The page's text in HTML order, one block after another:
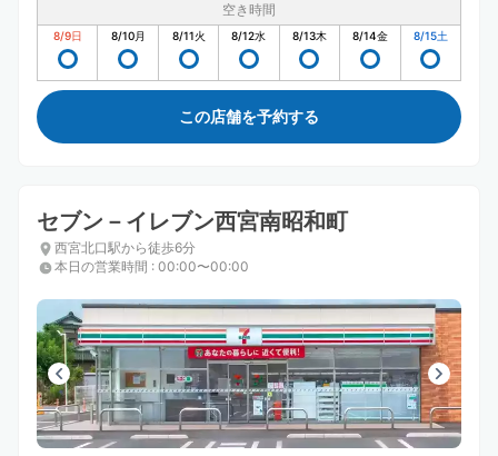
空き時間
8/9日 8/10月 8/11火 8/12水 8/13木 8/14金 8/15土
この店舗を予約する
セブン－イレブン西宮南昭和町
西宮北口駅から徒歩6分
本日の営業時間 : 00:00〜00:00